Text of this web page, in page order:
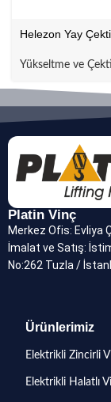
Helezon Yay
Yükseltme ve
Platin Vinç
Merkez Ofis: Evliya
İmalat ve Satış:
No:262 Tuzla /
Ürünlerimiz
Elektrikli Zincirli
Elektrikli Halatlı